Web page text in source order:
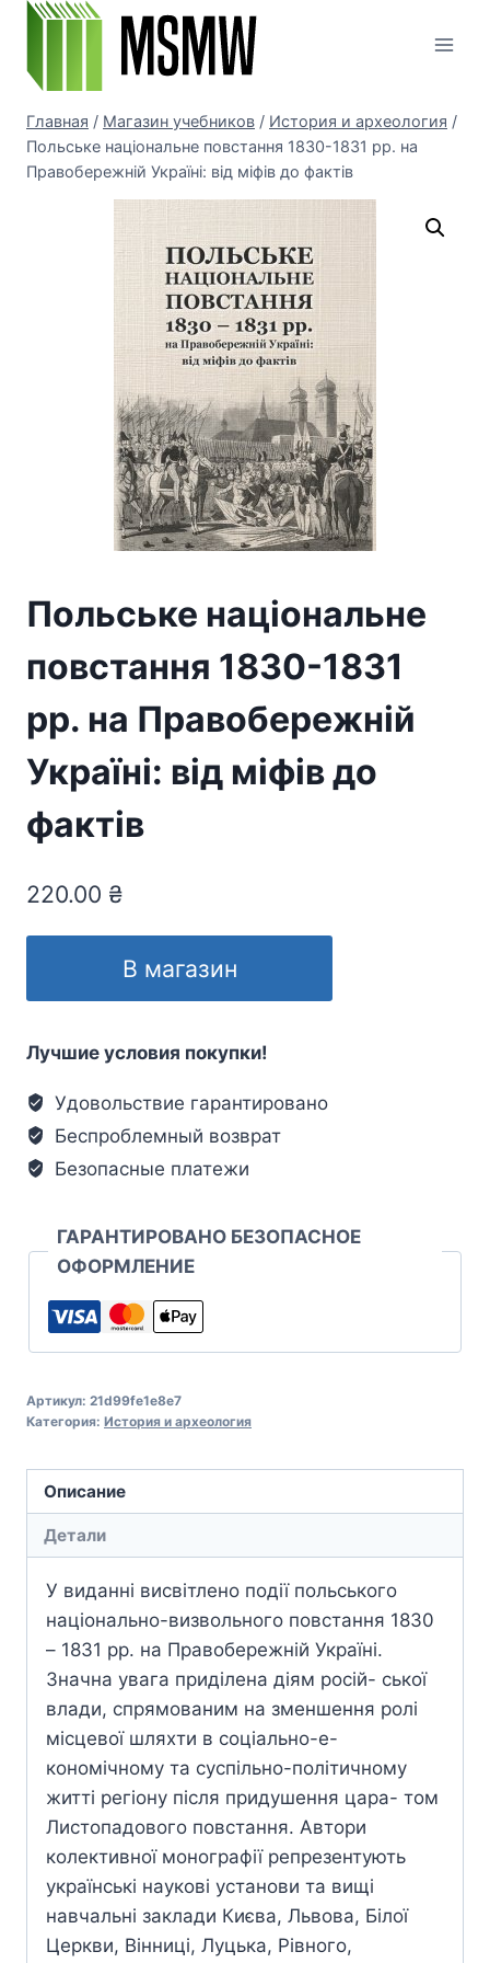
Перейти
содержимому
Главная / Магазин учебников / История и археология /
Польське національне повстання 1830-1831 рр. на
Правобережній Україні: від міфів до фактів
Польське національне
повстання 1830-1831
рр. на Правобережній
Україні: від міфів до
фактів
220.00 ₴
В магазин
Лучшие условия покупки!
Удовольствие гарантировано
Беспроблемный возврат
Безопасные платежи
ГАРАНТИРОВАНО БЕЗОПАСНОЕ
ОФОРМЛЕНИЕ
Артикул: 21d99fe1e8e7
Категория: История и археология
Описание
Детали
У виданні висвітлено події польського
національно-визвольного повстання 1830
– 1831 рр. на Правобережній Україні.
Значна увага приділена діям росій- ської
влади, спрямованим на зменшення ролі
місцевої шляхти в соціально-е-
кономічному та суспільно-політичному
житті регіону після придушення цара- том
Листопадового повстання. Автори
колективної монографії репрезентують
українські наукові установи та вищі
навчальні заклади Києва, Львова, Білої
Церкви, Вінниці, Луцька, Рівного,